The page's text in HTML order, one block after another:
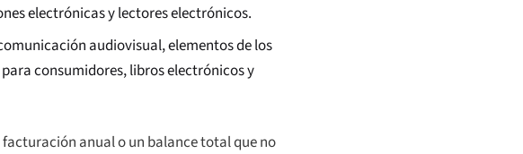
electrónicas y lectores electrónicos.
audiovisual, elementos de los
consumidores, libros electrónicos y
anual o un balance total que no